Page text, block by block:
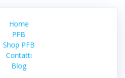
Home
PFB
Shop PFB
Contatti
Blog